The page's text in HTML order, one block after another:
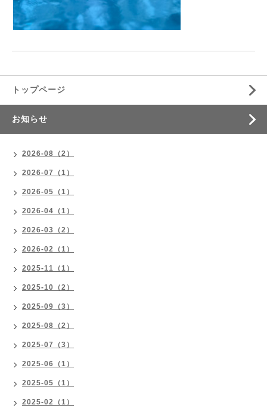
トップページ
お知らせ
2026-08（2）
2026-07（1）
2026-05（1）
2026-04（1）
2026-03（2）
2026-02（1）
2025-11（1）
2025-10（2）
2025-09（3）
2025-08（2）
2025-07（3）
2025-06（1）
2025-05（1）
2025-02（1）